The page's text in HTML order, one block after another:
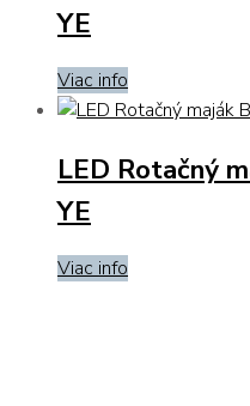
YE
Viac info
LED Rotačný
YE
Viac info